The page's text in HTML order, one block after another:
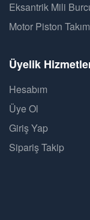
Eksantrik Mili
Motor Piston
Üyelik
Hesabım
Üye Ol
Giriş Yap
Sipariş Takip